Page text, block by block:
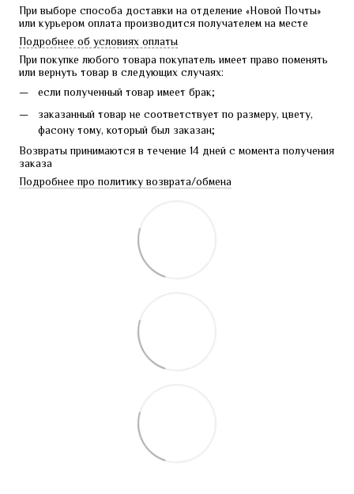
При выборе способа доставки на отделение «Новой Почты»
или курьером оплата производится получателем на месте
Подробнее об условиях оплаты
При покупке любого товара покупатель имеет право поменять
или вернуть товар в следующих случаях:
если полученный товар имеет брак;
заказанный товар не соответствует по размеру, цвету,
фасону тому, который был заказан;
Возвраты принимаются в течение 14 дней с момента получения
заказа
Подробнее про политику возврата/обмена